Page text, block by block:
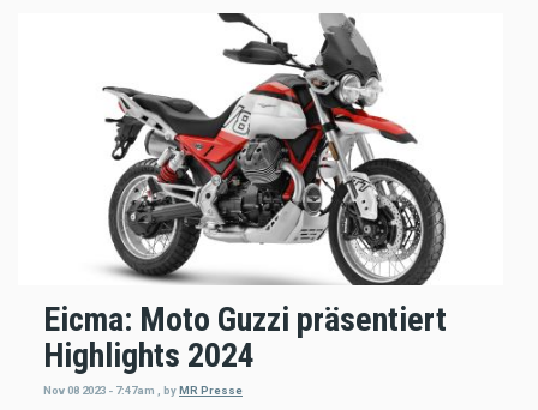
Eicma: Moto Guzzi präsentiert
Highlights 2024
Nov 08 2023 - 7:47am , byMR Presse